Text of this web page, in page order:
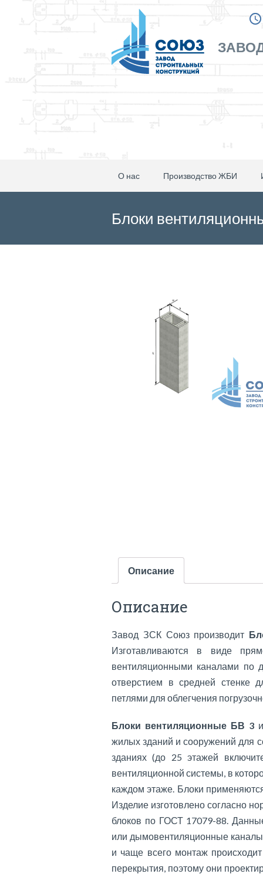
О нас Производство ЖБИ
Блоки
Описание
Описание
Завод ЗСК Союз производит
Изготавливаются в виде
вентиляционными каналами по
отверстием в средней стенке
петлями для облегчения
Блоки вентиляционные БВ 3
жилых зданий и сооружений для
зданиях (до 25 этажей
вентиляционной системы, в
каждом этаже. Блоки
Изделие изготовлено согласно
блоков по ГОСТ 17079-88.
или дымовентиляционные
и чаще всего монтаж
перекрытия, поэтому они